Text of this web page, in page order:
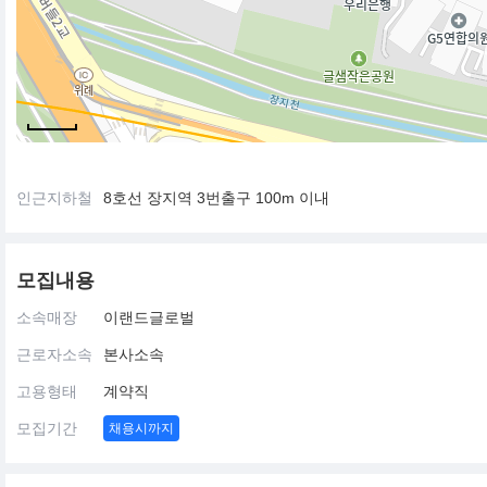
인근지하철 8호선 장지역 3번출구 100m 이내
모집내용
소속매장 이랜드글로벌
근로자소속 본사소속
고용형태 계약직
모집기간 채용시까지